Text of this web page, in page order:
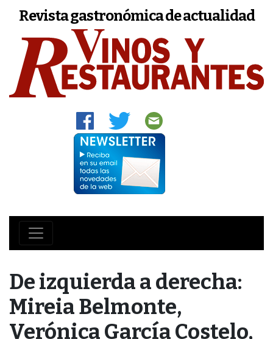
Revista gastronómica de actualidad
De izquierda a derecha:
Mireia Belmonte,
Verónica García Costelo,